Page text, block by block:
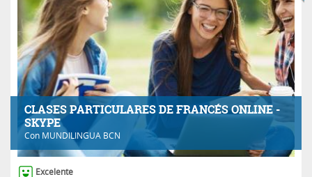
CLASES PARTICULARES DE FRANCÉS ONLINE -
SKYPE
Con MUNDILINGUA BCN
Excelente